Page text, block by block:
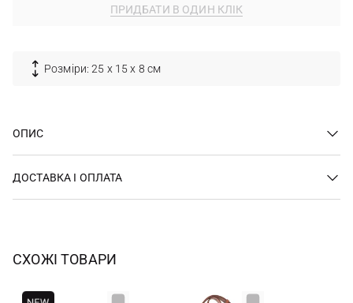
ПРИДБАТИ В ОДИН КЛІК
Розміри: 25 х 15 х 8 см
ОПИС
ДОСТАВКА І ОПЛАТА
СХОЖІ ТОВАРИ